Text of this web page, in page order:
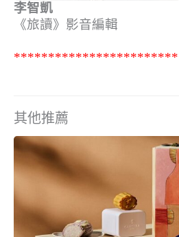
李智凱
《旅讀》影音編輯
其他推薦